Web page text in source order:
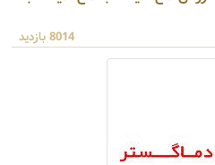
8014 بازدید